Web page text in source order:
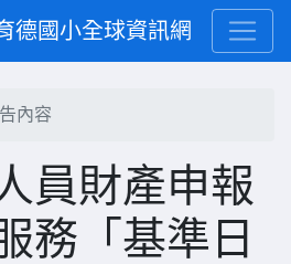
德國小全球資訊網
內容
員財產申報
務「基準日